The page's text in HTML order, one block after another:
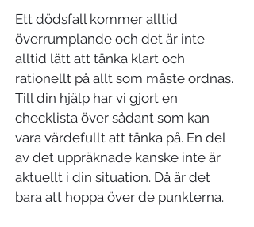
Ett dödsfall kommer alltid
överrumplande och det är inte
alltid lätt att tänka klart och
rationellt på allt som måste ordnas.
Till din hjälp har vi gjort en
checklista över sådant som kan
vara värdefullt att tänka på. En del
av det uppräknade kanske inte är
aktuellt i din situation. Då är det
bara att hoppa över de punkterna.